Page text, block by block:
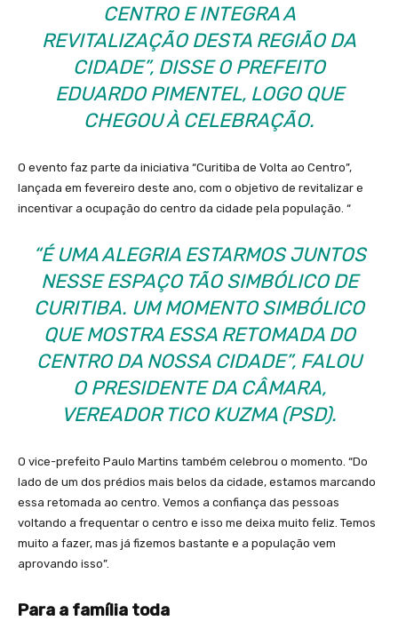
CENTRO E INTEGRA A
REVITALIZAÇÃO DESTA REGIÃO DA
CIDADE”, DISSE O PREFEITO
EDUARDO PIMENTEL, LOGO QUE
CHEGOU À CELEBRAÇÃO.
O evento faz parte da iniciativa “Curitiba de Volta ao Centro”,
lançada em fevereiro deste ano, com o objetivo de revitalizar e
incentivar a ocupação do centro da cidade pela população. “
“É UMA ALEGRIA ESTARMOS JUNTOS
NESSE ESPAÇO TÃO SIMBÓLICO DE
CURITIBA. UM MOMENTO SIMBÓLICO
QUE MOSTRA ESSA RETOMADA DO
CENTRO DA NOSSA CIDADE”, FALOU
O PRESIDENTE DA CÂMARA,
VEREADOR TICO KUZMA (PSD).
O vice-prefeito Paulo Martins também celebrou o momento. “Do
lado de um dos prédios mais belos da cidade, estamos marcando
essa retomada ao centro. Vemos a confiança das pessoas
voltando a frequentar o centro e isso me deixa muito feliz. Temos
muito a fazer, mas já fizemos bastante e a população vem
aprovando isso”.
Para a família toda